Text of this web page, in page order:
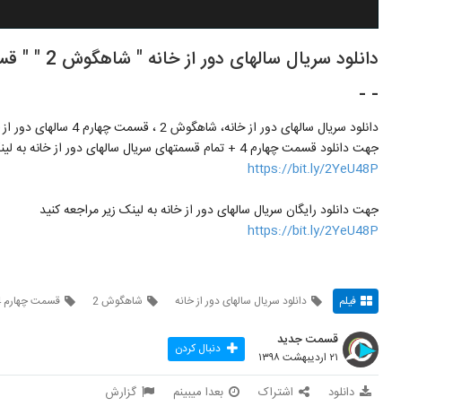
- -
دانلود سریال سالهای دور از خانه، شاهگوش 2 ، قسمت چهارم 4 سالهای دور از خانه
جهت دانلود قسمت چهارم 4 + تمام قسمتهای سریال سالهای دور از خانه به لینک زیر مراجعه کنید
https://bit.ly/2YeU48P
جهت دانلود رایگان سریال سالهای دور از خانه به لینک زیر مراجعه کنید
https://bit.ly/2YeU48P
فیلم دانلود سریال سالهای دور از خانه شاهگوش 2 قسمت چهارم 4 سالهای دور از خانه
قسمت جدید
۲۱ اردیبهشت ۱۳۹۸ دنبال کردن
دانلود اشتراک بعدا میبینم گزارش